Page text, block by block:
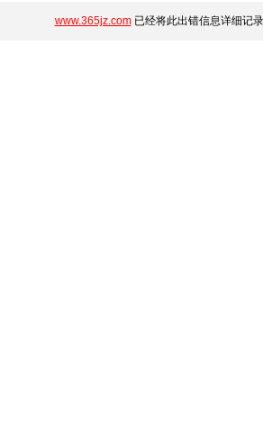
www.365jz.com已经将此出错信息详细记